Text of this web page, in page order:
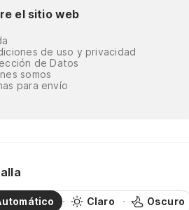
el sitio web
de uso y privacidad
de Datos
somos
para envío
Claro Oscuro